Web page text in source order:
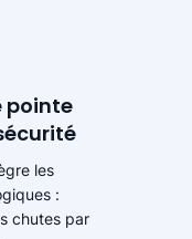
pointe
les
:
chutes par